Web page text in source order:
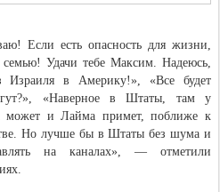
Если есть опасность для жизни,
Удачи тебе Максим. Надеюсь,
Израиля в Америку!», «Все будет
«Наверное в Штаты, там у
может и Лайма примет, поближе к
Но лучше бы в Штаты без шума и
на каналах», — отметили